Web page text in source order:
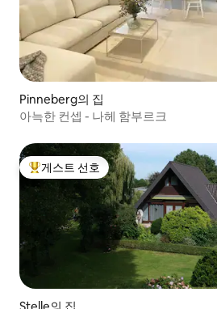
Pinneberg의 집
아늑한 컨셉 - 나헤 함부르크
상위 게스트 선호
게스트 선호